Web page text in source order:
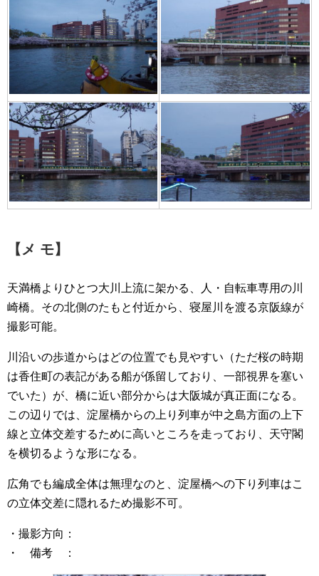
【メ モ】
天満橋よりひとつ大川上流に架かる、人・自転車専用の川
崎橋。その北側のたもと付近から、寝屋川を渡る京阪線が
撮影可能。
川沿いの歩道からはどの位置でも見やすい（ただ桜の時期
は香住町の表記がある船が係留しており、一部視界を塞い
でいた）が、橋に近い部分からは大阪城が真正面になる。
この辺りでは、淀屋橋からの上り列車が中之島方面の上下
線と立体交差するために高いところを走っており、天守閣
を横切るような形になる。
広角でも編成全体は無理なのと、淀屋橋への下り列車はこ
の立体交差に隠れるため撮影不可。
・撮影方向：
・ 備考 ：